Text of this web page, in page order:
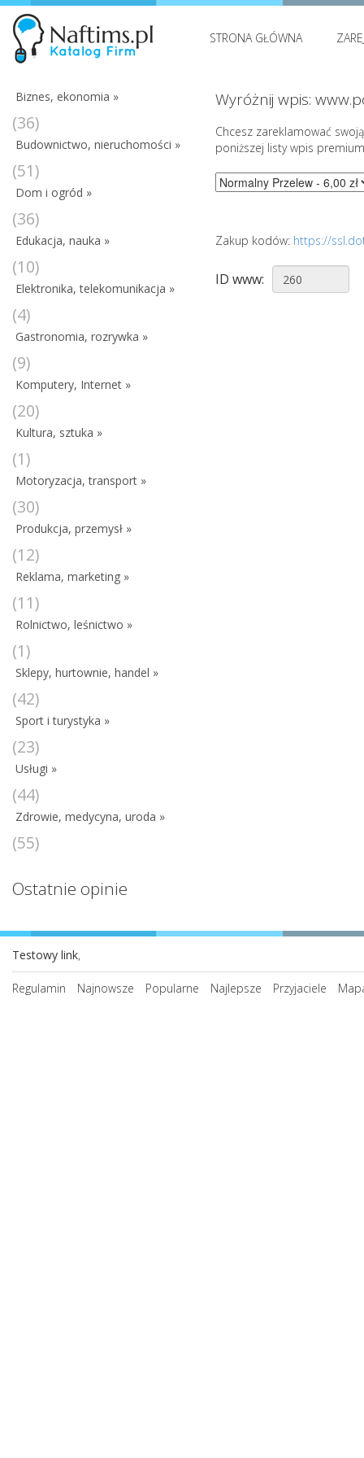
STRONA GŁÓWNA
Biznes, ekonomia »
(36)
Budownictwo, nieruchomości »
(51)
Dom i ogród »
(36)
Edukacja, nauka »
(10)
Elektronika, telekomunikacja »
(4)
Gastronomia, rozrywka »
(9)
Komputery, Internet »
(20)
Kultura, sztuka »
(1)
Motoryzacja, transport »
(30)
Produkcja, przemysł »
(12)
Reklama, marketing »
(11)
Rolnictwo, leśnictwo »
(1)
Sklepy, hurtownie, handel »
(42)
Sport i turystyka »
(23)
Usługi »
(44)
Zdrowie, medycyna, uroda »
(55)
Ostatnie opinie
Wyróżnij wpis:
Chcesz zareklamować
poniższej listy wpis
Zakup kodów: https://
ID www:
Testowy link,
Regulamin Najnowsze Popularne Najlepsze Przyjaciele